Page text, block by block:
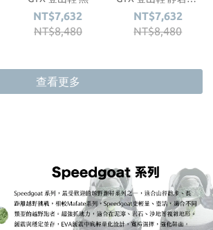
NT$7,632
NT$8,480
水泥灰
NT$7,632
NT$8,480
查看更多